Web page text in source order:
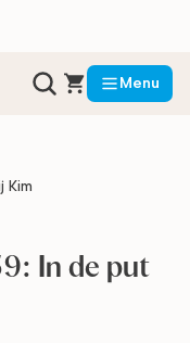
Menu
Kim
In de put